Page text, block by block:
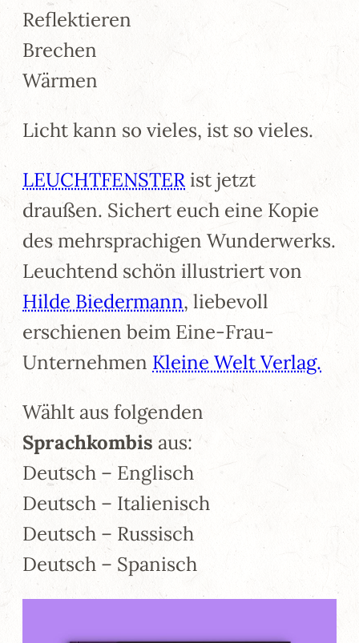
Reflektieren
Brechen
Wärmen
Licht kann so vieles, ist so vieles.
LEUCHTFENSTER ist jetzt
draußen. Sichert euch eine Kopie
des mehrsprachigen Wunderwerks.
Leuchtend schön illustriert von
Hilde Biedermann, liebevoll
erschienen beim Eine-Frau-
Unternehmen Kleine Welt Verlag.
Wählt aus folgenden
Sprachkombis aus:
Deutsch – Englisch
Deutsch – Italienisch
Deutsch – Russisch
Deutsch – Spanisch